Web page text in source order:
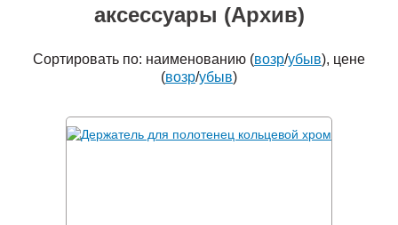
аксессуары (Архив)
Сортировать по: наименованию (возр/убыв), цене
(возр/убыв)